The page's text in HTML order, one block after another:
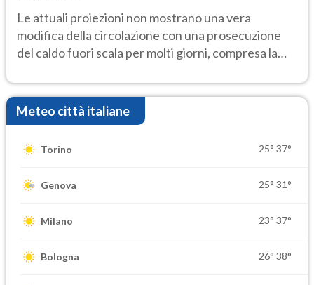
Le attuali proiezioni non mostrano una vera
modifica della circolazione con una prosecuzione
del caldo fuori scala per molti giorni, compresa la
Meteo città italiane
Torino 25° 37°
Genova 25° 31°
Milano 23° 37°
Bologna 26° 38°